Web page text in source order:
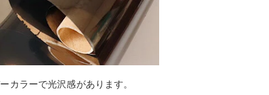
カラーで光沢感があります。